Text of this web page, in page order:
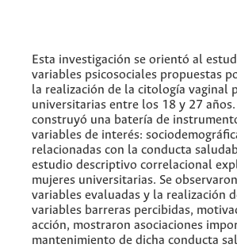
Esta investigación se orientó al
variables psicosociales propuestas
la realización de la citología vaginal
universitarias entre los 18 y 27
construyó una batería de
variables de interés:
relacionadas con la conducta
estudio descriptivo correlacional
mujeres universitarias. Se
variables evaluadas y la realización
variables barreras percibidas,
acción, mostraron asociaciones
mantenimiento de dicha conducta